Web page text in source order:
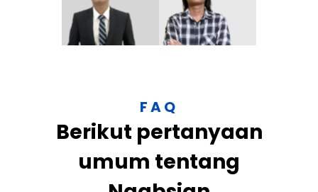
FAQ
Berikut pertanyaan
umum tentang